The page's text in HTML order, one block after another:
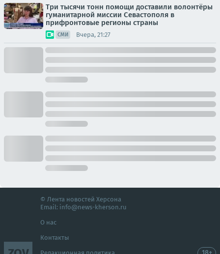
Три тысячи тонн помощи доставили волонтёры
гуманитарной миссии Севастополя в
прифронтовые регионы страны
СМИ Вчера, 21:27
© Лента новостей Херсона
Email: info@news-kherson.ru
О нас
Контакты